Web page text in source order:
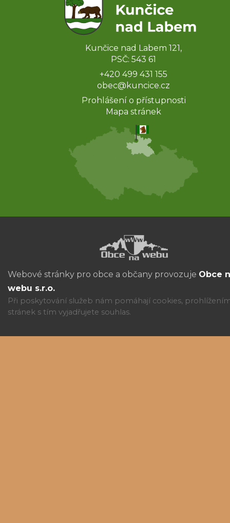
Kunčice nad Labem 121,
PSČ: 543 61
+420 499 431 155
obec@kuncice.cz
Prohlášení o přístupnosti
Mapa stránek
Webové stránky pro obce a občany provozuje Obce
webu s.r.o.
Při poskytování služeb nám pomáhají cookies,
stránek s tím vyjadřujete souhlas.